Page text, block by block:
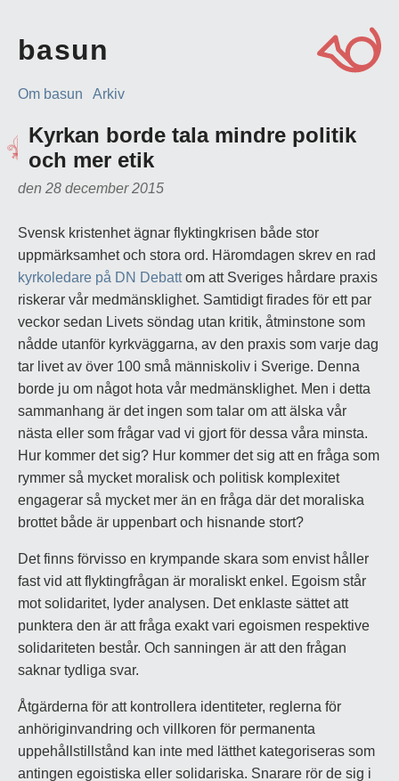
basun
Om basun Arkiv
Kyrkan borde tala mindre politik
och mer etik
den 28 december 2015
Svensk kristenhet ägnar flyktingkrisen både stor
uppmärksamhet och stora ord. Häromdagen skrev en rad
kyrkoledare på DN Debattom att Sveriges hårdare praxis
riskerar vår medmänsklighet. Samtidigt firades för ett par
veckor sedan Livets söndag utan kritik, åtminstone som
nådde utanför kyrkväggarna, av den praxis som varje dag
tar livet av över 100 små människoliv i Sverige. Denna
borde ju om något hota vår medmänsklighet. Men i detta
sammanhang är det ingen som talar om att älska vår
nästa eller som frågar vad vi gjort för dessa våra minsta.
Hur kommer det sig? Hur kommer det sig att en fråga som
rymmer så mycket moralisk och politisk komplexitet
engagerar så mycket mer än en fråga där det moraliska
brottet både är uppenbart och hisnande stort?
Det finns förvisso en krympande skara som envist håller
fast vid att flyktingfrågan är moraliskt enkel. Egoism står
mot solidaritet, lyder analysen. Det enklaste sättet att
punktera den är att fråga exakt vari egoismen respektive
solidariteten består. Och sanningen är att den frågan
saknar tydliga svar.
Åtgärderna för att kontrollera identiteter, reglerna för
anhöriginvandring och villkoren för permanenta
uppehållstillstånd kan inte med lätthet kategoriseras som
antingen egoistiska eller solidariska. Snarare rör de sig i